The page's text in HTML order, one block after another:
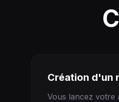
Création d'un
Vous lancez votre